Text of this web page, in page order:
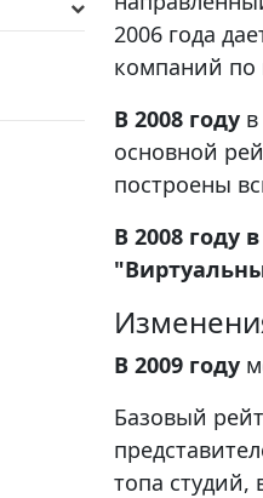
2006 года
компаний по
В 2008 году
основной
построены
В 2008 году в
В 2009 году
Базовый
топа студий,